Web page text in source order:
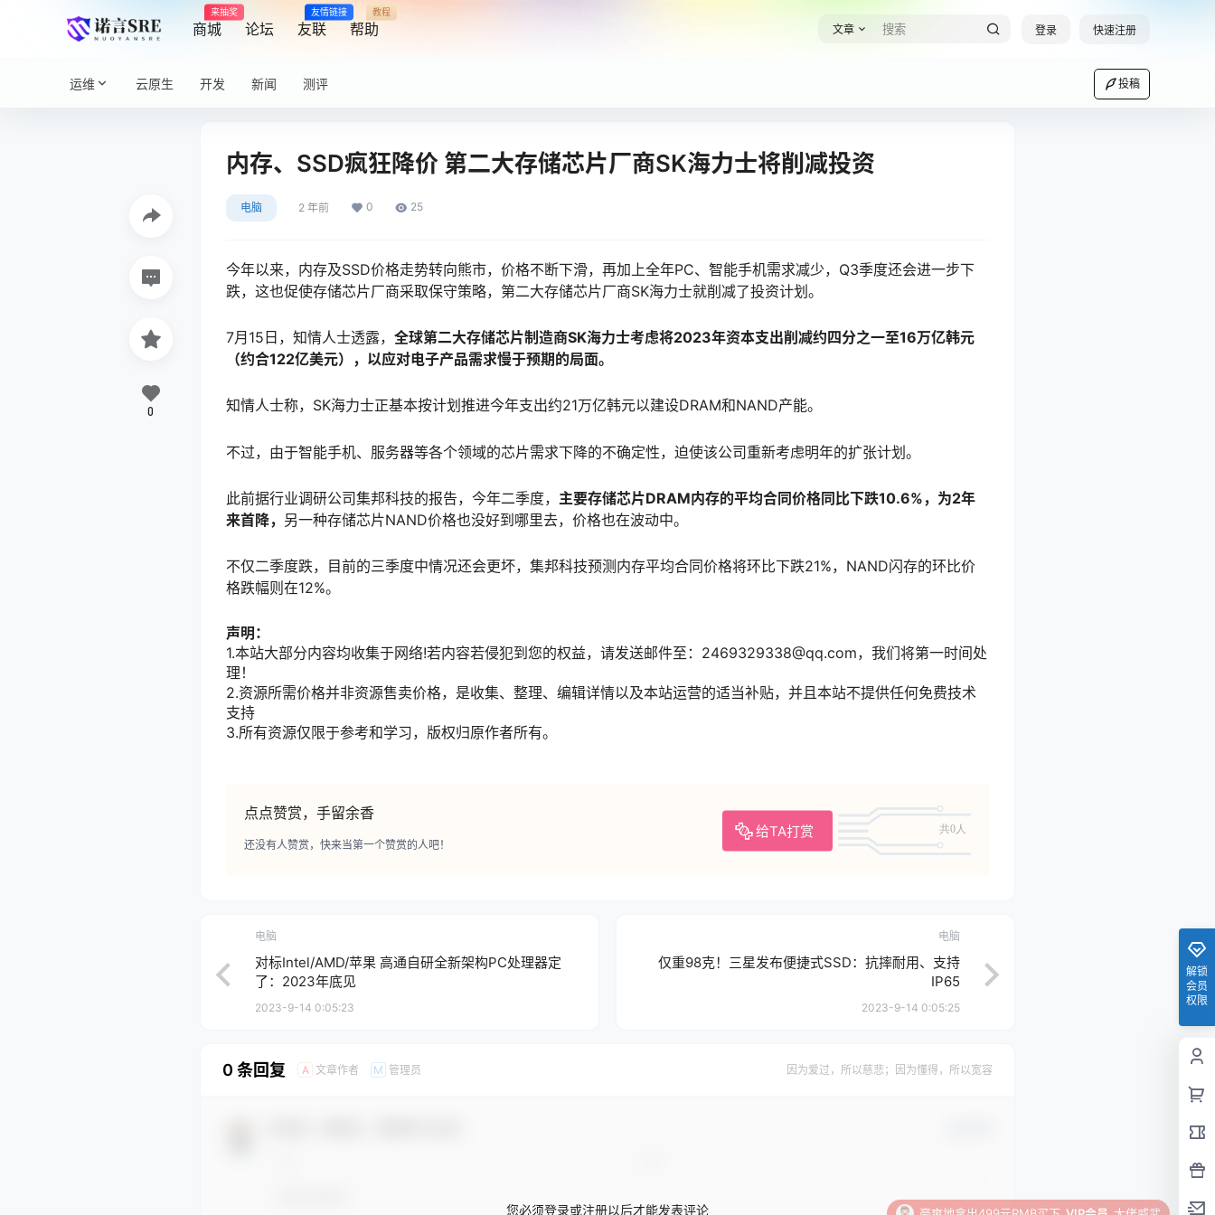
商城
来抽奖
论坛 友联
友情链接
帮助
教程
文章 登录 快速注册
运维 云原生 开发 新闻 测评 投稿
内存、SSD疯狂降价 第二大存储芯片厂商SK海力士将削减投资
电脑 2 年前 0 25
今年以来，内存及SSD价格走势转向熊市，价格不断下滑，再加上全年PC、智能手机需求减少，Q3季度还会进一步下
跌，这也促使存储芯片厂商采取保守策略，第二大存储芯片厂商SK海力士就削减了投资计划。
7月15日，知情人士透露， 全球第二大存储芯片制造商SK海力士考虑将2023年资本支出削减约四分之一至16万亿韩元
（约合122亿美元），以应对电子产品需求慢于预期的局面。
知情人士称，SK海力士正基本按计划推进今年支出约21万亿韩元以建设DRAM和NAND产能。
不过，由于智能手机、服务器等各个领域的芯片需求下降的不确定性，迫使该公司重新考虑明年的扩张计划。
此前据行业调研公司集邦科技的报告，今年二季度， 主要存储芯片DRAM内存的平均合同价格同比下跌10.6%，为2年
来首降， 另一种存储芯片NAND价格也没好到哪里去，价格也在波动中。
不仅二季度跌，目前的三季度中情况还会更坏，集邦科技预测内存平均合同价格将环比下跌21%，NAND闪存的环比价
格跌幅则在12%。
声明：
1.本站大部分内容均收集于网络!若内容若侵犯到您的权益，请发送邮件至：2469329338@qq.com，我们将第一时间处
理！
2.资源所需价格并非资源售卖价格，是收集、整理、编辑详情以及本站运营的适当补贴，并且本站不提供任何免费技术
支持
3.所有资源仅限于参考和学习，版权归原作者所有。
点点赞赏，手留余香
给TA打赏 共0人
还没有人赞赏，快来当第一个赞赏的人吧！
0
电脑
对标Intel/AMD/苹果 高通自研全新架构PC处理器定
了：2023年底见
2023-9-14 0:05:23
电脑
仅重98克！三星发布便捷式SSD：抗摔耐用、支持
IP65
2023-9-14 0:05:25
0 条回复 A 文章作者 M 管理员 因为爱过，所以慈悲；因为懂得，所以宽容
您必须登录或注册以后才能发表评论
解锁
会员
权限